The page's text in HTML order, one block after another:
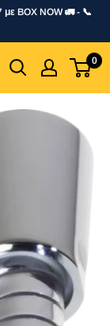
BOX NOW 🚛 - 📞
0